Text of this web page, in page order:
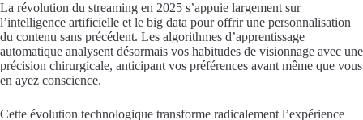
La révolution du streaming en 2025 s’appuie largement sur
l’intelligence artificielle et le big data pour offrir une personnalisation
du contenu sans précédent. Les algorithmes d’apprentissage
automatique analysent désormais vos habitudes de visionnage avec une
précision chirurgicale, anticipant vos préférences avant même que vous
en ayez conscience.
Cette évolution technologique transforme radicalement l’expérience